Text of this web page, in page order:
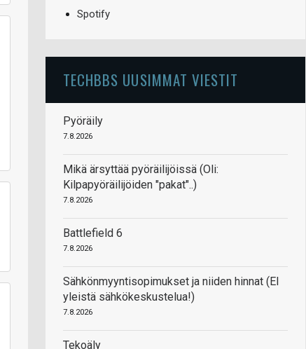
Spotify
TECHBBS UUSIMMAT VIESTIT
Pyöräily
7.8.2026
Mikä ärsyttää pyöräilijöissä (Oli:
Kilpapyöräilijöiden "pakat"..)
7.8.2026
Battlefield 6
7.8.2026
Sähkönmyyntisopimukset ja niiden hinnat (EI
yleistä sähkökeskustelua!)
7.8.2026
Tekoäly